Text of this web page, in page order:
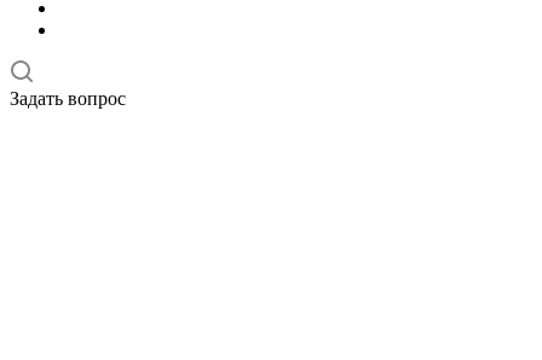
Задать вопрос